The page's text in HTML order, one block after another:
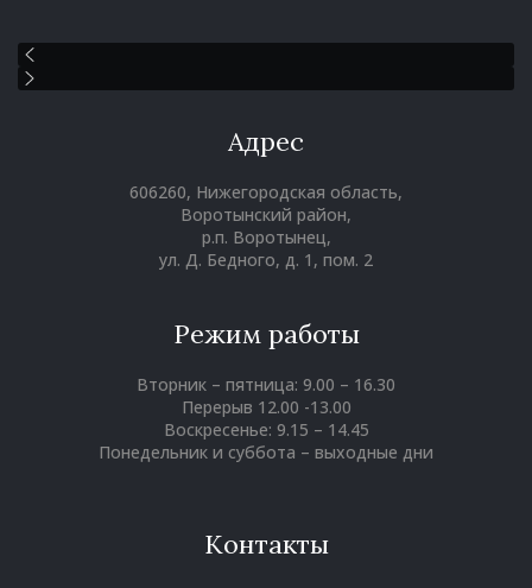
Адрес
606260, Нижегородская область,
Воротынский район,
р.п. Воротынец,
ул. Д. Бедного, д. 1, пом. 2
Режим работы
Вторник – пятница: 9.00 – 16.30
Перерыв 12.00 -13.00
Воскресенье: 9.15 – 14.45
Понедельник и суббота – выходные дни
Контакты